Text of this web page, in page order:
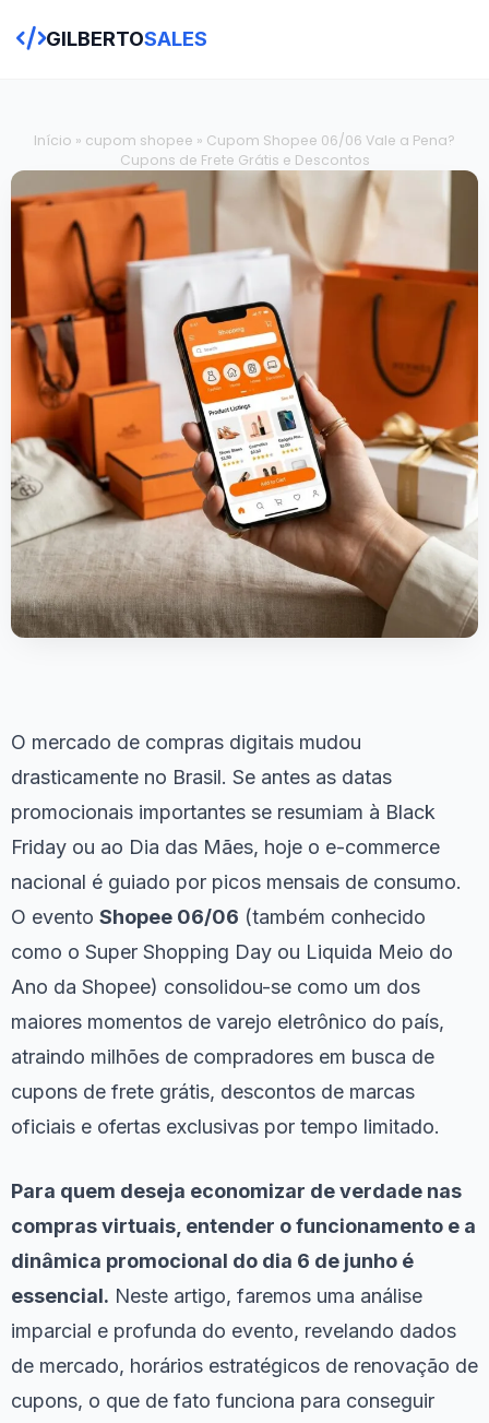
GILBERTOSALES
Início » cupom shopee » Cupom Shopee 06/06 Vale a Pena?
Cupons de Frete Grátis e Descontos
O mercado de compras digitais mudou
drasticamente no Brasil. Se antes as datas
promocionais importantes se resumiam à Black
Friday ou ao Dia das Mães, hoje o e-commerce
nacional é guiado por picos mensais de consumo.
O evento Shopee 06/06 (também conhecido
como o Super Shopping Day ou Liquida Meio do
Ano da Shopee) consolidou-se como um dos
maiores momentos de varejo eletrônico do país,
atraindo milhões de compradores em busca de
cupons de frete grátis, descontos de marcas
oficiais e ofertas exclusivas por tempo limitado.
Para quem deseja economizar de verdade nas
compras virtuais, entender o funcionamento e a
dinâmica promocional do dia 6 de junho é
essencial. Neste artigo, faremos uma análise
imparcial e profunda do evento, revelando dados
de mercado, horários estratégicos de renovação de
cupons, o que de fato funciona para conseguir